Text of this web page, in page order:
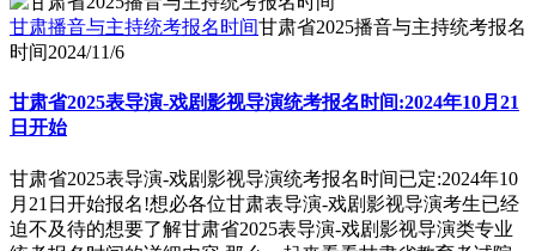
甘肃播音与主持统考报名时间甘肃省2025播音与主持统考报名
时间2024/11/6
甘肃省2025表导演-戏剧影视导演统考报名时间:2024年10月21
日开始
甘肃省2025表导演-戏剧影视导演统考报名时间已定:2024年10
月21日开始报名!想必各位甘肃表导演-戏剧影视导演考生已经
迫不及待的想要了解甘肃省2025表导演-戏剧影视导演类专业